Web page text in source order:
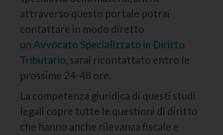
attraverso questo portale potrai
contattare in modo diretto
un Avvocato Specializzato in Diritto
Tributario, sarai ricontattato entro le
prossime 24-48 ore.
La competenza giuridica di questi studi
legali copre tutte le questioni di diritto
che hanno anche rilevanza fiscale e